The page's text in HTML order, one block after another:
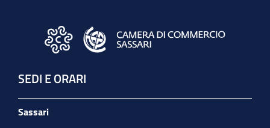
SEDI E ORARI
Sassari